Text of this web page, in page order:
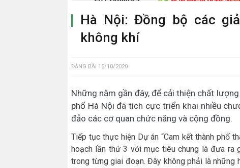
Hà Nội: Đồng bộ các
không khí
ĐĂNG BÀI 15/10/2020
Những năm gần đây, để cải thiện chất
phố Hà Nội đã tích cực triển khai nhiều
đảo các cơ quan chức năng và cộng đồng.
Tiếp tục thực hiện Dự án “Cam kết thành phố
hoạch lần thứ 3 với mục tiêu chung là đưa ra
trong từng giai đoạn. Đây không phải là những